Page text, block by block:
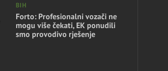
BIH
Forto: Profesionalni vozači ne
mogu više čekati, EK ponudili
smo provodivo rješenje